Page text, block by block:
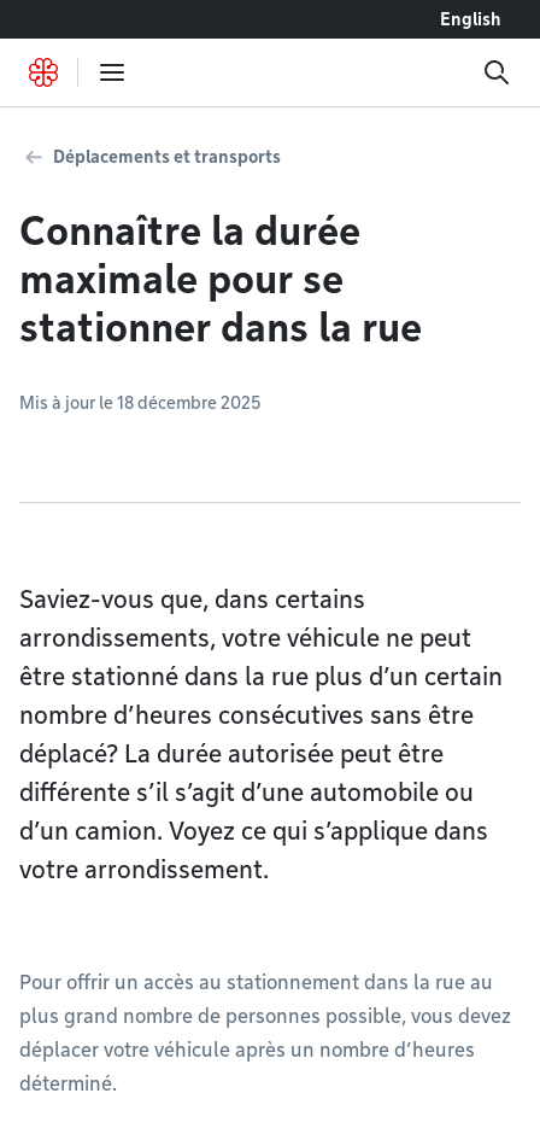
English
Déplacements et transports
Connaître la durée
maximale pour se
stationner dans la rue
Mis à jour le 18 décembre 2025
Saviez-vous que, dans certains
arrondissements, votre véhicule ne peut
être stationné dans la rue plus d’un certain
nombre d’heures consécutives sans être
déplacé? La durée autorisée peut être
différente s’il s’agit d’une automobile ou
d’un camion. Voyez ce qui s’applique dans
votre arrondissement.
Pour offrir un accès au stationnement dans la rue au
plus grand nombre de personnes possible, vous devez
déplacer votre véhicule après un nombre d’heures
déterminé.